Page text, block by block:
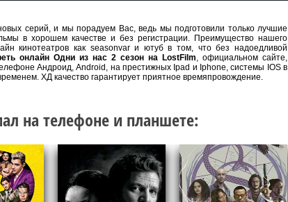
серий, и мы порадуем Вас, ведь мы подготовили только лучшие
в хорошем качестве и без регистрации. Преимущество нашего
кинотеатров как seasonvar и ютуб в том, что без надоедливой
онлайн Одни из нас 2 сезон на LostFilm, официальном сайте,
Андроид, Android, на престижных Ipad и Iphone, системы IOS в
ХД качество гарантирует приятное времяпровождение.
на телефоне и планшете: